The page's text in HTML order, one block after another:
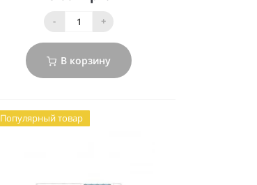
- +
В корзину
Популярный товар